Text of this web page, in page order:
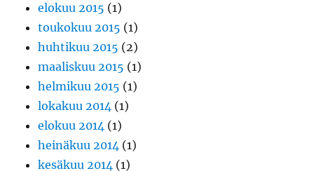
elokuu 2015 (1)
toukokuu 2015 (1)
huhtikuu 2015 (2)
maaliskuu 2015 (1)
helmikuu 2015 (1)
lokakuu 2014 (1)
elokuu 2014 (1)
heinäkuu 2014 (1)
kesäkuu 2014 (1)